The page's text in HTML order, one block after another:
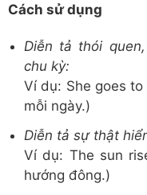
Cách sử dụng
Diễn tả thói
chu kỳ:
Ví dụ: She goes
mỗi ngày.)
Diễn tả sự thật
Ví dụ: The sun
hướng đông.)